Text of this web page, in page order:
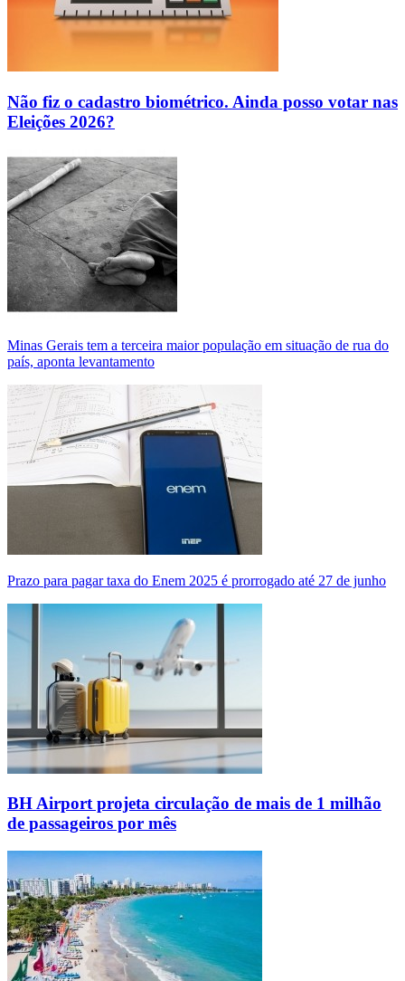
Não fiz o cadastro biométrico. Ainda posso votar nas
Eleições 2026?
Minas Gerais tem a terceira maior população em situação de rua do
país, aponta levantamento
Prazo para pagar taxa do Enem 2025 é prorrogado até 27 de junho
BH Airport projeta circulação de mais de 1 milhão
de passageiros por mês